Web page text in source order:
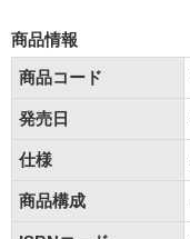
商品情報
商品コード
発売日
仕様
商品構成